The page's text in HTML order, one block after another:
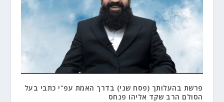
פרשת בהעלותך (פסח שני) בדרך האמת עפ"י כתבי בעל
הסולם הרב שקד אליהו פנחס